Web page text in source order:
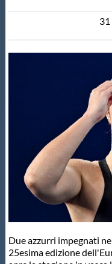
Fondo
Salvamento
Master
Formazione
Scuole Nuoto
31
Due azzurri impegnati
25esima edizione